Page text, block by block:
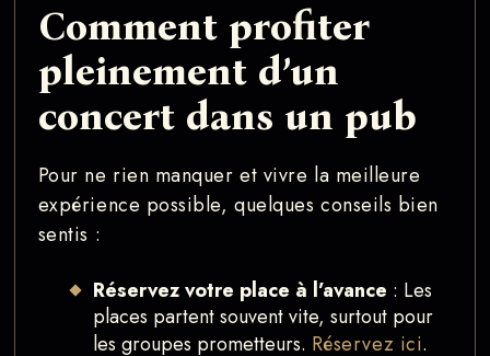
Comment profiter
pleinement d’un
concert dans un pub
Pour ne rien manquer et vivre la meilleure
expérience possible, quelques conseils bien
sentis :
Réservez votre place à l’avance : Les
places partent souvent vite, surtout pour
les groupes prometteurs. Réservez ici.